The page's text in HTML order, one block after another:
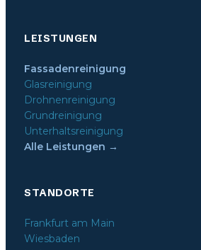
LEISTUNGEN
Fassadenreinigung
Glasreinigung
Drohnenreinigung
Grundreinigung
Unterhaltsreinigung
Alle Leistungen →
STANDORTE
Frankfurt am Main
Wiesbaden